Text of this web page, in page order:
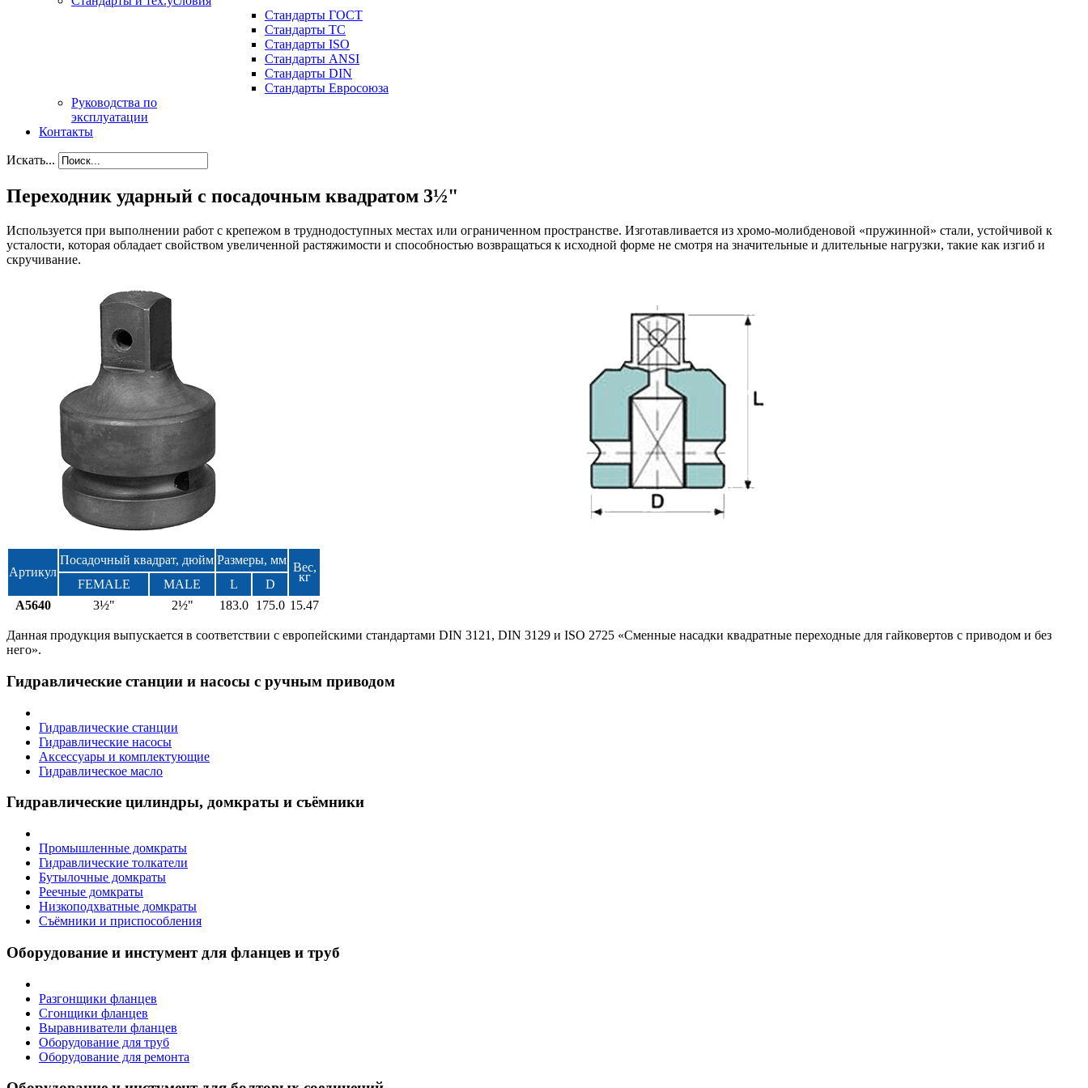
Стандарты ГОСТ
Стандарты ТС
Стандарты ISO
Стандарты ANSI
Стандарты DIN
Стандарты Евросоюза
Руководства по
эксплуатации
Контакты
Искать...
Переходник ударный с посадочным квадратом 3½"
Используется при выполнении работ с крепежом в труднодоступных местах или ограниченном пространстве. Изготавливается из хромо-молибденовой «пружинной» стали, устойчивой к
усталости, которая обладает свойством увеличенной растяжимости и способностью возвращаться к исходной форме не смотря на значительные и длительные нагрузки, такие как изгиб и
скручивание.
Артикул
Посадочный квадрат, дюйм Размеры, мм
Вес,
кг
FEMALE MALE L
D
A5640
3½" 2½" 183.0 175.0 15.47
Данная продукция выпускается в соответствии с европейскими стандартами DIN 3121, DIN 3129 и ISO 2725 «Cменные насадки квадратные переходные для гайковертов с приводом и без
него».
Гидравлические станции и насосы с ручным приводом
Гидравлические станции
Гидравлические насосы
Аксессуары и комплектующие
Гидравлическое масло
Гидравлические цилиндры, домкраты и съёмники
Промышленные домкраты
Гидравлические толкатели
Бутылочные домкраты
Реечные домкраты
Низкоподхватные домкраты
Съёмники и приспособления
Оборудование и инстумент для фланцев и труб
Разгонщики фланцев
Сгонщики фланцев
Выравниватели фланцев
Оборудование для труб
Оборудование для ремонта